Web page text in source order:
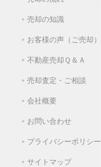
売却の知識
お客様の声（ご売却）
不動産売却Ｑ＆Ａ
売却査定・ご相談
会社概要
お問い合わせ
プライバシーポリシー
サイトマップ